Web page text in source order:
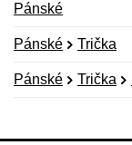
Pánské
Pánské Trička
Pánské Trička